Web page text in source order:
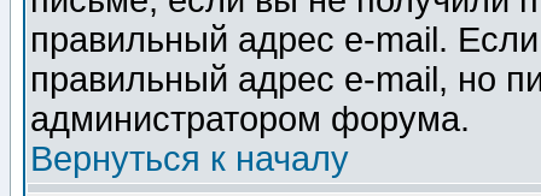
правильный адрес e-mail.
правильный адрес e-mail, но
администратором форума.
Вернуться к началу